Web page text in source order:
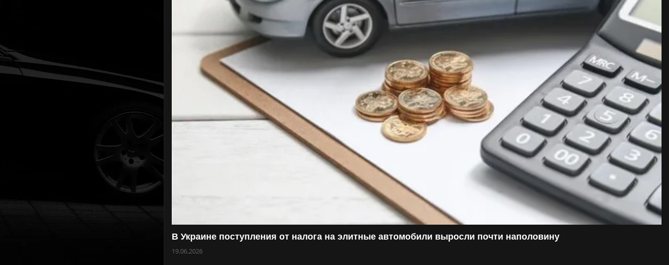
В Украине поступления от налога на элитные автомобили выросли почти наполовину
19.06.2026